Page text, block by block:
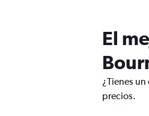
El
¿Tienes
precios.